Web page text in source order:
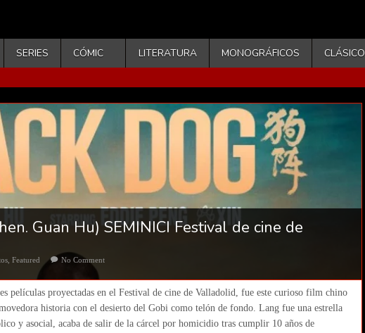
SERIES CÓMIC LITERATURA MONOGRÁFICOS CLÁSICO
Guan Hu) SEMINICI Festival de cine de
,Featured No Comment
películas proyectadas en el Festival de cine de Valladolid, fue este curioso film chino
historia con el desierto del Gobi como telón de fondo. Lang fue una estrella
y asocial, acaba de salir de la cárcel por homicidio tras cumplir 10 años de